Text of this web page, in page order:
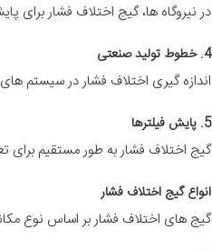
در نیروگاه ها، گیج اختلاف فشار
4. خطوط تولید صنعتی
اندازه گیری اختلاف فشار در سیستم
5. پایش فیلترها
گیج اختلاف فشار به طور مستقیم برای
انواع گیج اختلاف فشار
گیج های اختلاف فشار بر اساس نوع